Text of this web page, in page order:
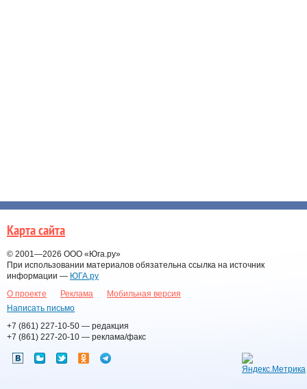
Карта сайта
© 2001—2026 ООО «Юга.ру»
При использовании материалов обязательна ссылка на источник
информации — ЮГА.ру
О проекте
Реклама
Мобильная версия
Написать письмо
+7 (861) 227-10-50 — редакция
+7 (861) 227-20-10 — реклама/факс